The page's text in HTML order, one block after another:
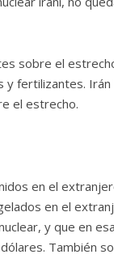
sobre el
fertilizantes.
el estrecho.
en el
en el
y que en
También